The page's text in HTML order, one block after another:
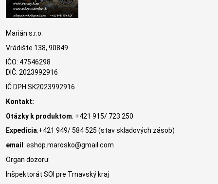
Marián s.r.o.
Vrádište 138, 90849
IČO: 47546298
DIČ: 2023992916
IČ DPH:SK2023992916
Kontakt:
Otázky k produktom: +421 915/ 723 250
Expedícia:+421 949/ 584 525 (stav skladových zásob)
email : eshop.marosko@gmail.com
Organ dozoru:
Inšpektorát SOI pre Trnavský kraj